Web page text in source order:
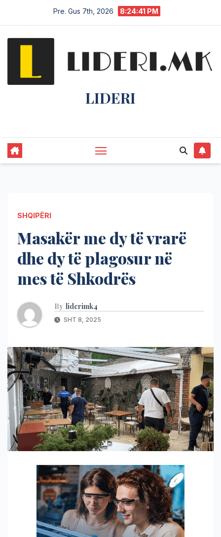
Pre. Gus 7th, 2026 8:24:42 PM
LIDERI
SHQIPËRI
Masakër me dy të vrarë
dhe dy të plagosur në
mes të Shkodrës
By liderimk4
SHT 8, 2025